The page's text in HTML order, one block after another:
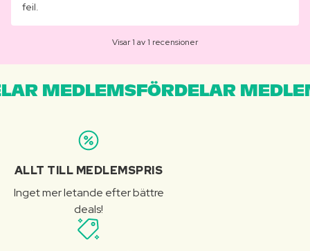
feil.
Visar 1 av 1 recensioner
MEDLEMSFÖRDELAR
ALLT TILL MEDLEMSPRIS
Inget mer letande efter bättre
deals!